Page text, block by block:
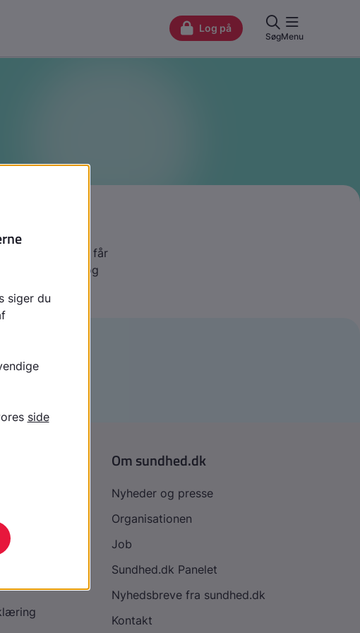
gerne vil. Her får
du stille og